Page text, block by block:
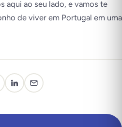
aqui ao seu lado, e vamos te
de viver em Portugal em uma